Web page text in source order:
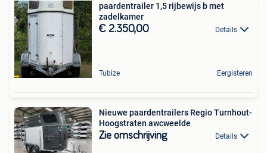
paardentrailer 1,5 rijbewijs b met
zadelkamer
€ 2.350,00 Details
Tubize Eergisteren
Nieuwe paardentrailers Regio Turnhout-
Hoogstraten awcweelde
Zie omschrijving Details